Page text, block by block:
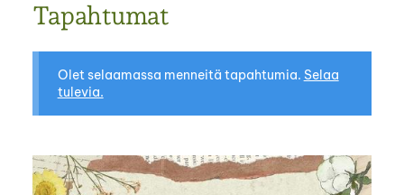
Tapahtumat
Olet selaamassa menneitä tapahtumia. Selaa
tulevia.